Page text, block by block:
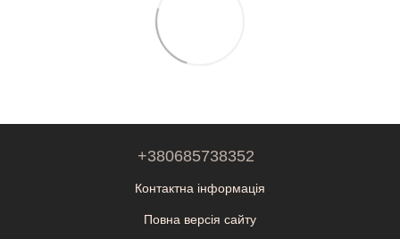
+380685738352
Контактна інформація
Повна версія сайту